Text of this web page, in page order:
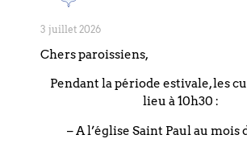
Guérir n’a pas toujours la légèreté
C’est rentrer dans le rang, cesser
sans bâton
Est-on toujours sûr de vouloir être bien-
veut dire se prendre en main, là où on
3 juillet 2026
Chers paroissiens,
Pendant la période estivale, les
lieu à 10h30 :
– A l’église Saint Paul au mois